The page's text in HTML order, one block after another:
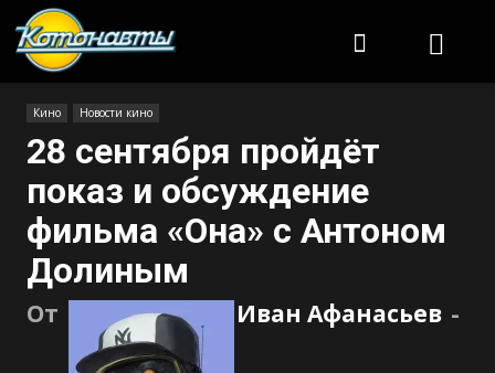
Кино Новости кино
28 сентября пройдёт
показ и обсуждение
фильма «Она» с Антоном
Долиным
От Иван Афанасьев -